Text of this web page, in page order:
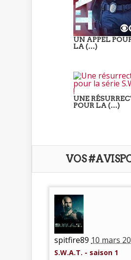
UN APPEL
LA (…)
UNE
POUR LA (…)
VOS
spitfire89 10 mars
S.W.A.T. - saison 1